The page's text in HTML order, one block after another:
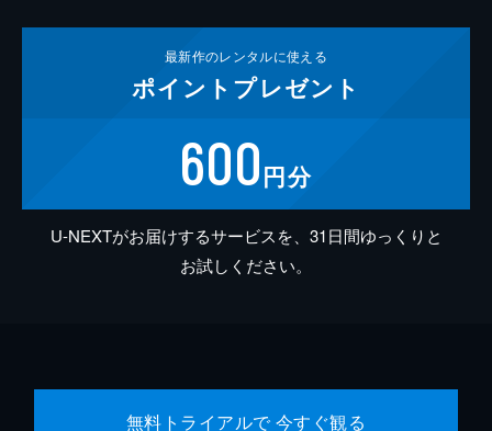
最新作のレンタルに使える
ポイント プレゼント
600円分
U-NEXTがお届けするサービスを、31日間ゆっくりと
お試しください。
無料トライアルで 今すぐ観る